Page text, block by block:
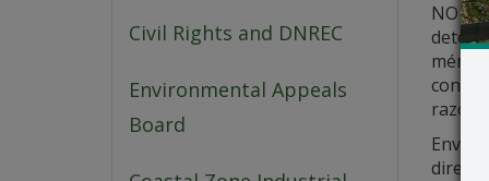
Civil Rights and DNREC
Environmental Appeals
Board
NO se
mérito
Envíe